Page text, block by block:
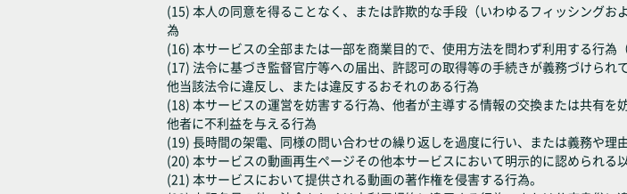
(15) 本人の同意を得ることなく、または詐欺的な手段（いわゆるフィッシング
為
(16) 本サービスの全部または一部を商業目的で、使用方法を問わず利用する行為
(17) 法令に基づき監督官庁等への届出、許認可の取得等の手続きが義務づけら
他当該法令に違反し、または違反するおそれのある行為
(18) 本サービスの運営を妨害する行為、他者が主導する情報の交換または共有
他者に不利益を与える行為
(19) 長時間の架電、同様の問い合わせの繰り返しを過度に行い、または義務や
(20) 本サービスの動画再生ページその他本サービスにおいて明示的に認められる
(21) 本サービスにおいて提供される動画の著作権を侵害する行為。